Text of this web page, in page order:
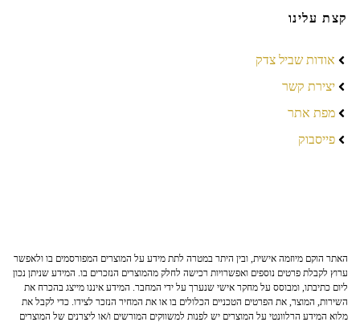
קצת עלינו
אודות שביל צדק
יצירת קשר
מפת אתר
פייסבוק
האתר הוקם מיוזמה אישית, ובין היתר במטרה לתת מידע על המוצרים המפורסמים בו ולאפשר
ערוץ לקבלת פרטים נוספים ואפשרויות רכישה לחלק מהמוצרים הנזכרים בו. המידע שניתן נכון
ליום כתיבתו, ומבוסס על מחקר אישי שנערך על ידי המחבר. המידע איננו מייצג בהכרח את
השירות, המוצר, את הפרטים הטכניים הכלולים בו או את המחיר הנזכר לצידו. כדי לקבל את
מלוא המידע הרלוונטי על המוצרים יש לפנות למשווקים המורשים ו/או ליצרנים של המוצרים